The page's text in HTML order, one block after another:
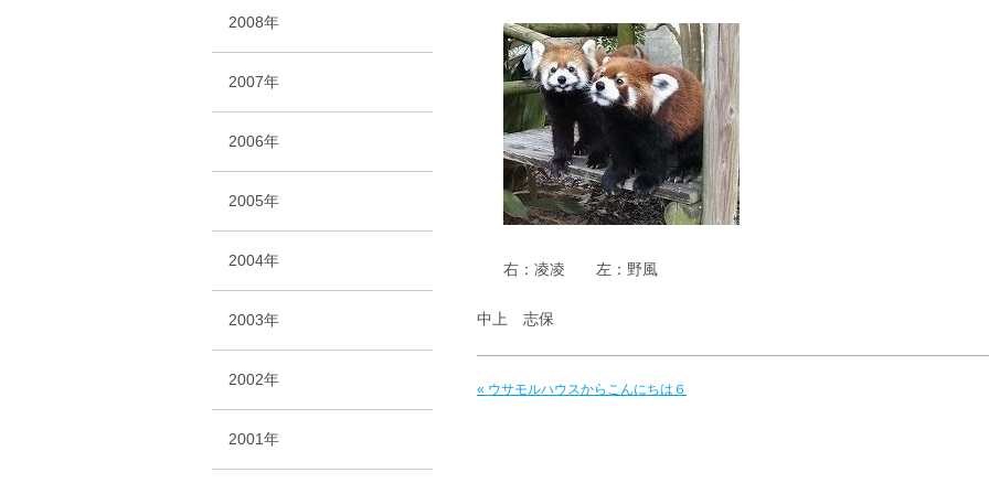
右：凌凌 左：野風
中上 志保
« ウサモルハウスからこんにちは６
2008年
2007年
2006年
2005年
2004年
2003年
2002年
2001年